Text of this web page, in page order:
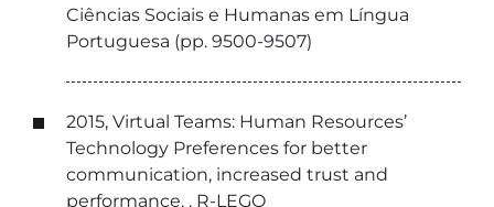
Ciências Sociais e Humanas em Língua
Portuguesa (pp. 9500-9507)
2015, Virtual Teams: Human Resources’
Technology Preferences for better
communication, increased trust and
performance. , R-LEGO